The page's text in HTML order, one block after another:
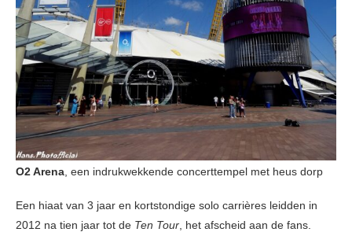
O2 Arena , een indrukwekkende concerttempel met heus dorp
Een hiaat van 3 jaar en kortstondige solo carrières leidden in
2012 na tien jaar tot de Ten Tour , het afscheid aan de fans.